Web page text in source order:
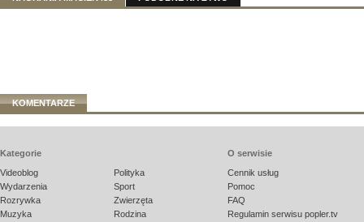
KOMENTARZE
Kategorie
Videoblog
Wydarzenia
Rozrywka
Muzyka
Polityka
Sport
Zwierzęta
Rodzina
O serwisie
Cennik usług
Pomoc
FAQ
Regulamin serwisu popler.tv